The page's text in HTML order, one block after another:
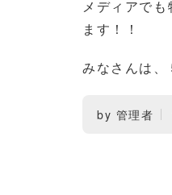
メディアで
ます！！
みなさんは
by 管理者